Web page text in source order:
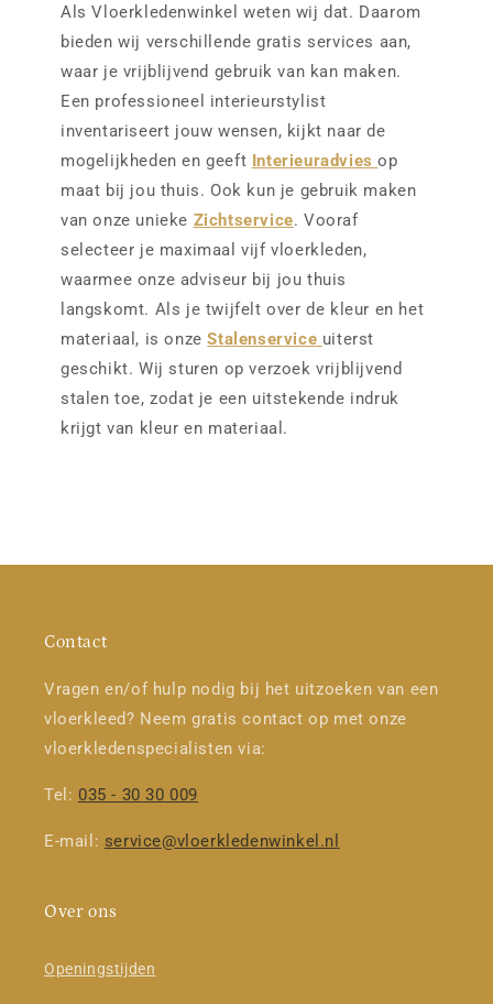
Als Vloerkledenwinkel weten wij dat. Daarom
bieden wij verschillende gratis services aan,
waar je vrijblijvend gebruik van kan maken.
Een professioneel interieurstylist
inventariseert jouw wensen, kijkt naar de
mogelijkheden en geeft Interieuradviesop
maat bij jou thuis. Ook kun je gebruik maken
van onze unieke Zichtservice. Vooraf
selecteer je maximaal vijf vloerkleden,
waarmee onze adviseur bij jou thuis
langskomt. Als je twijfelt over de kleur en het
materiaal, is onzeStalenservice uiterst
geschikt. Wij sturen op verzoek vrijblijvend
stalen toe, zodat je een uitstekende indruk
krijgt van kleur en materiaal.
Contact
Vragen en/of hulp nodig bij het uitzoeken van een
vloerkleed? Neem gratis contact op met onze
vloerkledenspecialisten via:
Tel: 035 - 30 30 009
E-mail: service@vloerkledenwinkel.nl
Over ons
Openingstijden